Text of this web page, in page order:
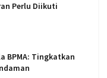
Perlu Diikuti
BPMA: Tingkatkan